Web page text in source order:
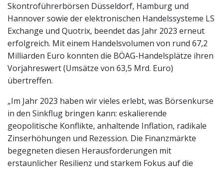
Skontroführerbörsen Düsseldorf, Hamburg und
Hannover sowie der elektronischen Handelssysteme LS
Exchange und Quotrix, beendet das Jahr 2023 erneut
erfolgreich. Mit einem Handelsvolumen von rund 67,2
Milliarden Euro konnten die BÖAG-Handelsplätze ihren
Vorjahreswert (Umsätze von 63,5 Mrd. Euro)
übertreffen.
„Im Jahr 2023 haben wir vieles erlebt, was Börsenkurse
in den Sinkflug bringen kann: eskalierende
geopolitische Konflikte, anhaltende Inflation, radikale
Zinserhöhungen und Rezession. Die Finanzmärkte
begegneten diesen Herausforderungen mit
erstaunlicher Resilienz und starkem Fokus auf die